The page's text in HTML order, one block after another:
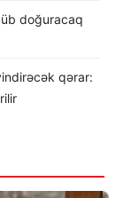
doğuracaq
qərar: